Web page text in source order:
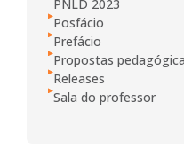
PNLD 2023
Posfácio
Prefácio
Propostas
Releases
Sala do professor